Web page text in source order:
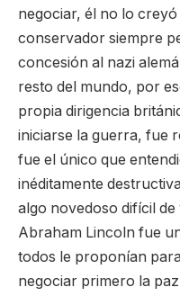
negociar, él no lo
conservador siempre
concesión al nazi
resto del mundo, por
propia dirigencia
iniciarse la guerra, fue
fue el único que
inéditamente
algo novedoso difícil
Abraham Lincoln fue
todos le proponían
negociar primero la